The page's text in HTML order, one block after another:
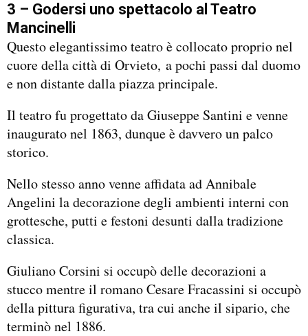
3 – Godersi uno spettacolo al Teatro
Mancinelli
Questo elegantissimo teatro è collocato proprio nel
cuore della città di Orvieto, a pochi passi dal duomo
e non distante dalla piazza principale.
Il teatro fu progettato da Giuseppe Santini e venne
inaugurato nel 1863, dunque è davvero un palco
storico.
Nello stesso anno venne affidata ad Annibale
Angelini la decorazione degli ambienti interni con
grottesche, putti e festoni desunti dalla tradizione
classica.
Giuliano Corsini si occupò delle decorazioni a
stucco mentre il romano Cesare Fracassini si occupò
della pittura figurativa, tra cui anche il sipario, che
terminò nel 1886.